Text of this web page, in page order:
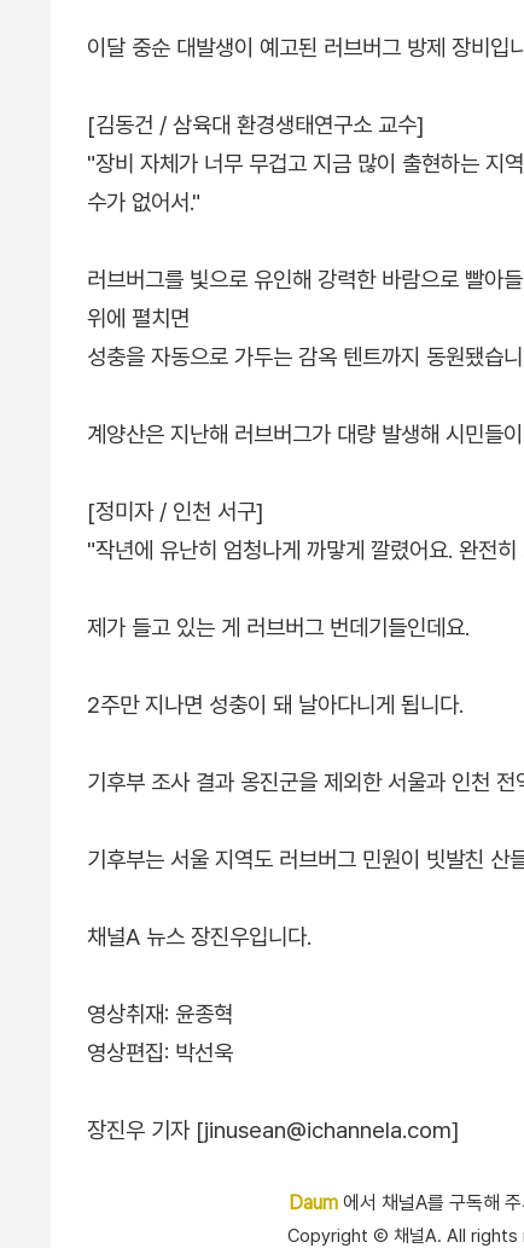
이달 중순 대발생이 예고된 러브버그 방제 장비입
[김동건 / 삼육대 환경생태연구소 교수]
"장비 자체가 너무 무겁고 지금 많이 출현하는 지
수가 없어서."
러브버그를 빛으로 유인해 강력한 바람으로 빨아
위에 펼치면
성충을 자동으로 가두는 감옥 텐트까지 동원됐습
계양산은 지난해 러브버그가 대량 발생해 시민들
[정미자 / 인천 서구]
"작년에 유난히 엄청나게 까맣게 깔렸어요. 완전
제가 들고 있는 게 러브버그 번데기들인데요.
2주만 지나면 성충이 돼 날아다니게 됩니다.
기후부 조사 결과 옹진군을 제외한 서울과 인천
기후부는 서울 지역도 러브버그 민원이 빗발친 산
채널A 뉴스 장진우입니다.
영상취재: 윤종혁
영상편집: 박선욱
장진우 기자 [jinusean@ichannela.com]
Daum 에서 채널A를 구독해
Copyright Ⓒ 채널A. All rights